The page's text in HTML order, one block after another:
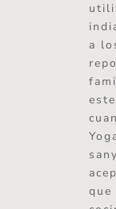
a